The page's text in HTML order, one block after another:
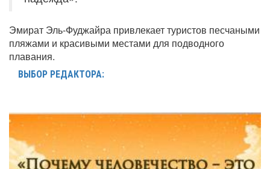
Эмират Эль-Фуджайра привлекает туристов песчаными
пляжами и красивыми местами для подводного
плавания.
ВЫБОР РЕДАКТОРА: